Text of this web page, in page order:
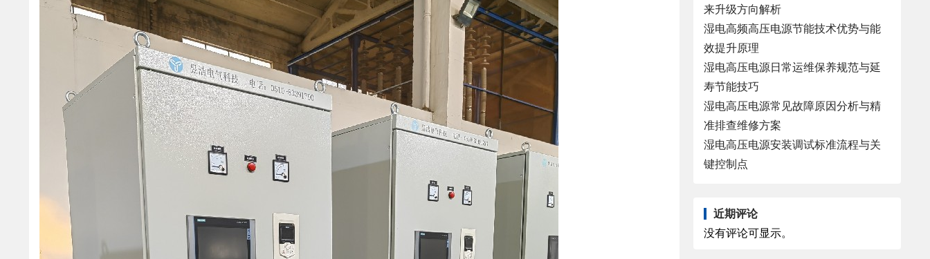
来升级方向解析
湿电高频高压电源节能技术优势与能
效提升原理
湿电高压电源日常运维保养规范与延
寿节能技巧
湿电高压电源常见故障原因分析与精
准排查维修方案
湿电高压电源安装调试标准流程与关
键控制点
近期评论
没有评论可显示。